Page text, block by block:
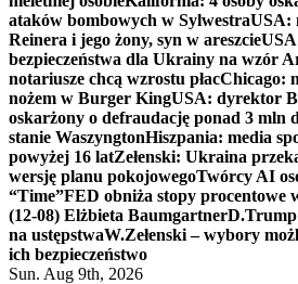
ataków bombowych w SylwestraUSA:
Reinera i jego żony, syn w areszcie
bezpieczeństwa dla Ukrainy na wzór
notariusze chcą wzrostu płacChicago:
nożem w Burger KingUSA: dyrektor
oskarżony o defraudację ponad 3 mln
stanie WaszyngtonHiszpania: media
powyżej 16 latZełenski: Ukraina
wersję planu pokojowegoTwórcy AI
“Time”FED obniża stopy procentowe
(12-08) Elżbieta Baumgartner
na ustępstwaW.Zełenski – wybory
ich bezpieczeństwo
Sun. Aug 9th, 2026